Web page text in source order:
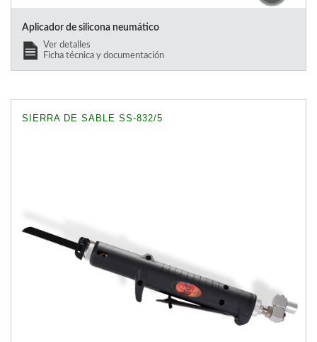
Aplicador de silicona neumático
Ver detalles
Ficha técnica y documentación
SIERRA DE SABLE SS-832/5